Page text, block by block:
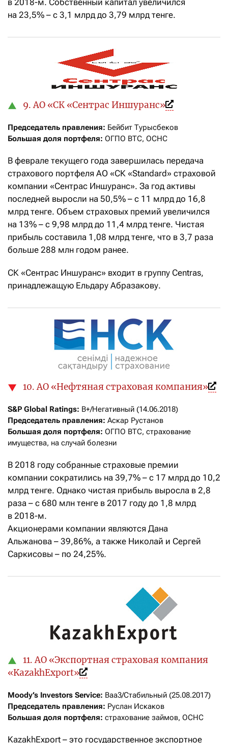
в 2018-м. Собственный капитал увеличился
на 23,5% – с 3,1 млрд до 3,79 млрд тенге.
9. АО «СК «Cентрас Иншуранс»
Председатель правления:
Большая доля портфеля: ОГПО ВТС, ОСНС
В феврале текущего года завершилась передача
страхового портфеля АО «СК «Standard» страховой
компании «Сентрас Иншуранс». За год активы
последней выросли на 50,5% – с 11 млрд до 16,8
млрд тенге. Объем страховых премий увеличился
на 13% – с 9,98 млрд до 11,4 млрд тенге. Чистая
прибыль составила 1,08 млрд тенге, что в 3,7 раза
больше 288 млн годом ранее.
СК «Сентрас Иншуранс» входит в группу Centras,
принадлежащую Ельдару Абразакову.
10. АО «Нефтяная страховая компания»
S&P Global Ratings:
Председатель правления:
Большая доля портфеля: ОГПО ВТС, страхование
имущества, на случай болезни
В 2018 году собранные страховые премии
компании сократились на 39,7% – с 17 млрд до 10,2
млрд тенге. Однако чистая прибыль выросла в 2,8
раза – с 680 млн тенге в 2017 году до 1,8 млрд
в 2018-м.
Акционерами компании являются Дана
Альжанова – 39,86%, а также Николай и Сергей
Саркисовы – по 24,25%.
11. АО «Экспортная страховая компания
«KazakhExport»
Moody’s Investors Service:
Председатель правления:
Большая доля портфеля: страхование займов, ОСНС
KazakhExport – это государственное экспортное